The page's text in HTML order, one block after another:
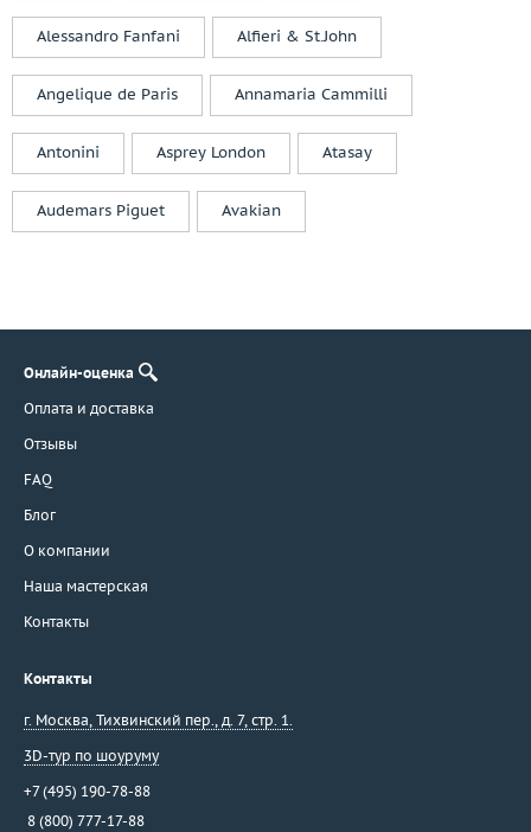
Alessandro Fanfani Alfieri & St.John
Angelique de Paris Annamaria Cammilli
Antonini Asprey London Atasay
Audemars Piguet Avakian
Онлайн-оценка
Оплата и доставка
Отзывы
FAQ
Блог
О компании
Наша мастерская
Контакты
Контакты
г. Москва Тихвинский пер., д. 7, стр. 1.
3D-тур по шоуруму
+7 (495) 190-78-88
8 (800) 777-17-88